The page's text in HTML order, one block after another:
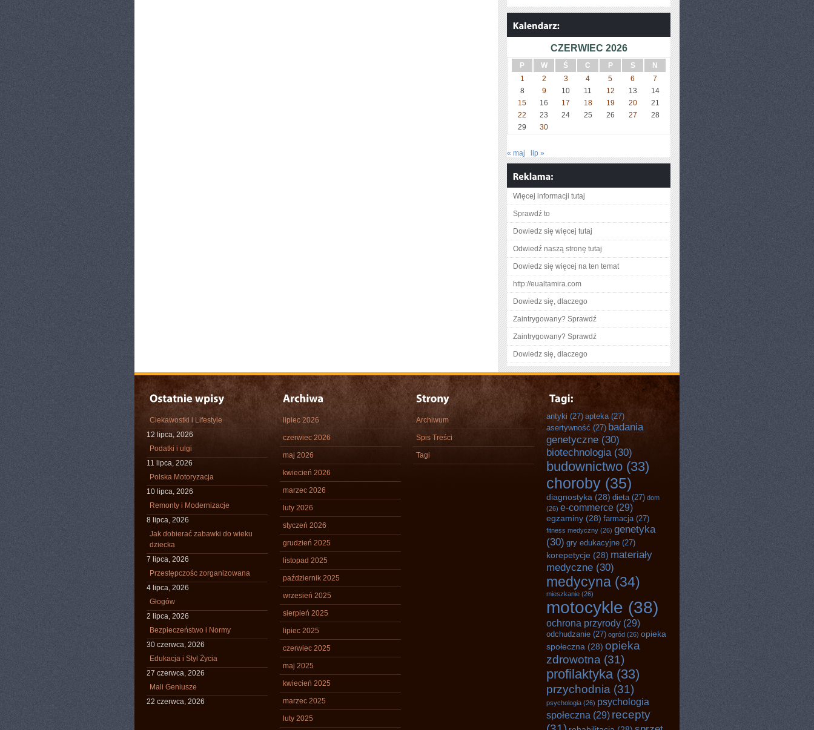
CZERWIEC 2026
P W Ś C P S
N
1
2 3 4 5 6
7
8
9 10 11 12 13
14
15
16 17 18 19 20
21
22
23 24 25 26 27
28
29
30
« maj lip »
Więcej informacji tutaj
Sprawdź to
Dowiedz się więcej tutaj
Odwiedź naszą stronę tutaj
Dowiedz się więcej na ten temat
http://eualtamira.com
Dowiedz się, dlaczego
Zaintrygowany? Sprawdź
Zaintrygowany? Sprawdź
Dowiedz się, dlaczego
Ciekawostki i Lifestyle
12 lipca, 2026
Podatki i ulgi
11 lipca, 2026
Polska Motoryzacja
10 lipca, 2026
Remonty i Modernizacje
8 lipca, 2026
Jak dobierać zabawki do wieku
dziecka
7 lipca, 2026
Przestępczośc zorganizowana
4 lipca, 2026
Głogów
2 lipca, 2026
Bezpieczeństwo i Normy
30 czerwca, 2026
Edukacja i Styl Życia
27 czerwca, 2026
Mali Geniusze
22 czerwca, 2026
lipiec 2026
czerwiec 2026
maj 2026
kwiecień 2026
marzec 2026
luty 2026
styczeń 2026
grudzień 2025
listopad 2025
październik 2025
wrzesień 2025
sierpień 2025
lipiec 2025
czerwiec 2025
maj 2025
kwiecień 2025
marzec 2025
luty 2025
Archiwum
Spis Treści
Tagi
antyki (27) apteka(27)
asertywność (27) badania
genetyczne (30)
biotechnologia(30)
budownictwo (33)
choroby (35)
diagnostyka (28) dieta(27) dom
(26) e-commerce (29)
egzaminy (28) farmacja(27)
fitness medyczny (26) genetyka
(30) gry edukacyjne (27)
korepetycje (28) materiały
medyczne (30)
medycyna (34)
mieszkanie (26)
motocykle (38)
ochrona przyrody (29)
odchudzanie (27) ogród (26) opieka
społeczna (28) opieka
zdrowotna (31)
profilaktyka(33)
przychodnia (31)
psychologia (26) psychologia
społeczna (29) recepty